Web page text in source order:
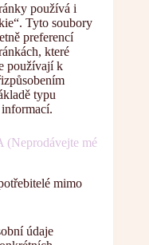
používá i
Tyto soubory
preferencí
které
používají k
typu
(Neprodávejte mé
mimo
údaje